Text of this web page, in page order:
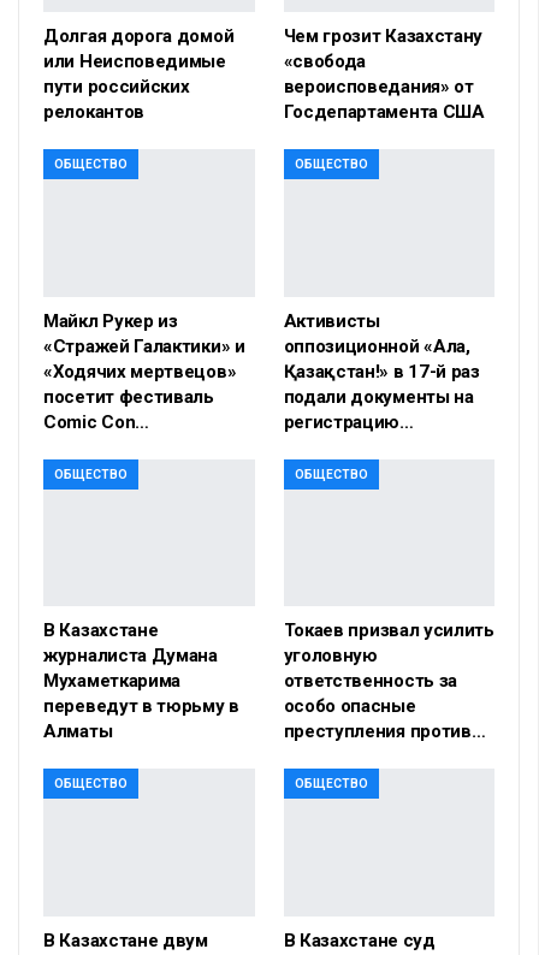
Долгая дорога домой
или Неисповедимые
пути российских
релокантов
Чем грозит Казахстану
«свобода
вероисповедания» от
Госдепартамента США
ОБЩЕСТВО
Майкл Рукер из
«Стражей Галактики» и
«Ходячих мертвецов»
посетит фестиваль
Comic Con…
ОБЩЕСТВО
Активисты
оппозиционной «Алға,
Қазақстан!» в 17-й раз
подали документы на
регистрацию…
ОБЩЕСТВО
В Казахстане
журналиста Думана
Мухаметкарима
переведут в тюрьму в
Алматы
ОБЩЕСТВО
Токаев призвал усилить
уголовную
ответственность за
особо опасные
преступления против…
ОБЩЕСТВО
В Казахстане двум
ОБЩЕСТВО
В Казахстане суд